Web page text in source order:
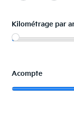
Kilométrage par
Acompte